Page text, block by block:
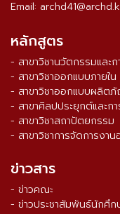
Email:
หลักสูตร
- สาขาวิชานวัตกรรมและ
- สาขาวิชาออกแบบภายใน
- สาขาวิชาออกแบบผลิต
- สาขาศิลปประยุกต์และ
- สาขาวิชาสถาปัตยกรรม
- สาขาวิชาการจัดการงา
ข่าวสาร
- ข่าวคณะ
- ข่าวประชาสัมพันธ์นักศึก